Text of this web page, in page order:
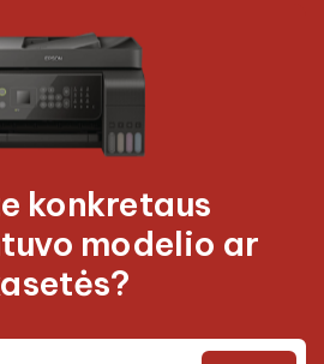
konkretaus
modelio ar